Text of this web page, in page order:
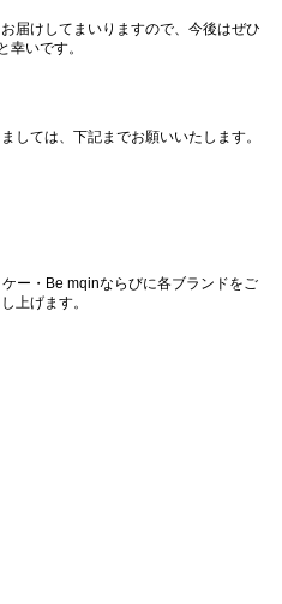
届けしてまいりますので、今後はぜひ
幸いです。
しては、下記までお願いいたします。
ー・Be mqinならびに各ブランドをご
上げます。